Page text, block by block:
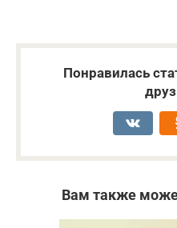
Понравилась
Вам также